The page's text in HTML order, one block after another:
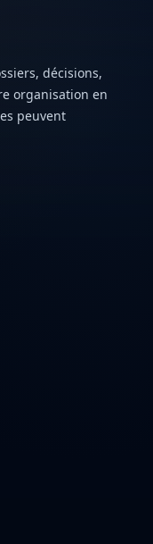
décisions,
organisation en
peuvent